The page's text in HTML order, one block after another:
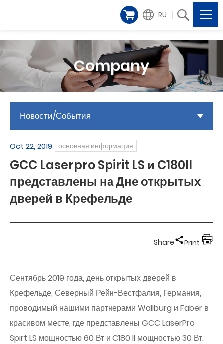
RU
Company
Новости/События
Oct 22, 2019 основная информация
GCC Laserpro Spirit LS и C180II
представлены на Дне открытых
дверей в Крефельде
Share Print
Сентябрь 2019 года, день открытых дверей в
Крефельде, Северный Рейн-Вестфалия, Германия,
проводимый нашими партнерами Wallburg и Faber в
красивом месте, где представлены GCC LaserPro
Spirt LS мощностью 60 Вт и C180 II мощностью 30 Вт.